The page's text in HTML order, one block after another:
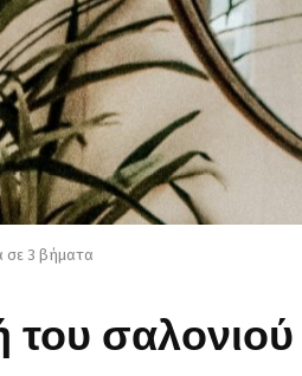
σε 3 βήματα
του